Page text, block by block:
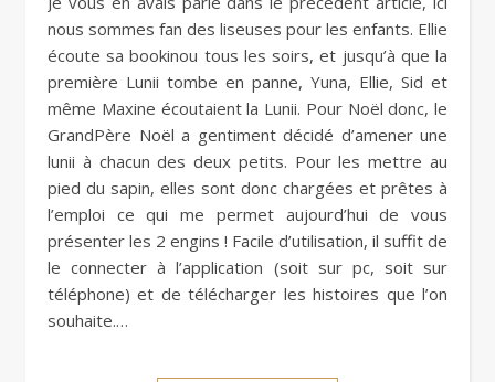
nous sommes fan des liseuses pour les enfants. Ellie
écoute sa bookinou tous les soirs, et jusqu’à que la
première Lunii tombe en panne, Yuna, Ellie, Sid et
même Maxine écoutaient la Lunii. Pour Noël donc, le
GrandPère Noël a gentiment décidé d’amener une
lunii à chacun des deux petits. Pour les mettre au
pied du sapin, elles sont donc chargées et prêtes à
l’emploi ce qui me permet aujourd’hui de vous
présenter les 2 engins ! Facile d’utilisation, il suffit de
le connecter à l’application (soit sur pc, soit sur
téléphone) et de télécharger les histoires que l’on
souhaite.…